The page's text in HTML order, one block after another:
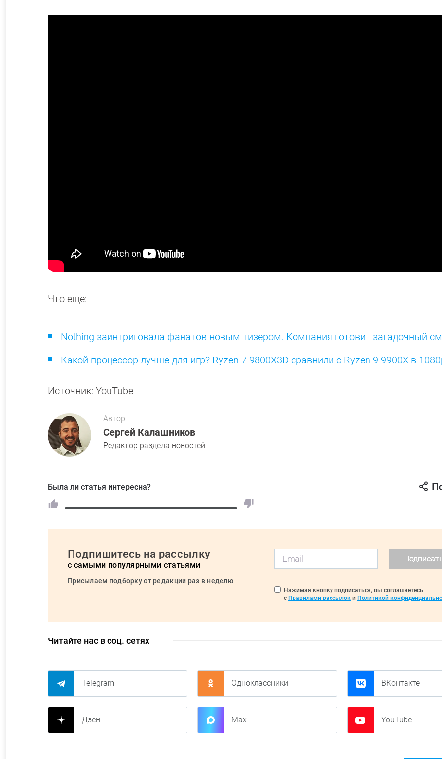
Что еще:
Nothing заинтриговала фанатов новым тизером. Компания готовит загадочный
Какой процессор лучше для игр? Ryzen 7 9800X3D сравнили с Ryzen 9 9900X в
Источник: YouTube
Автор
Сергей Калашников
Редактор раздела новостей
Была ли статья интересна?
Подпишитесь на рассылку
с самыми популярными статьями
Присылаем подборку от редакции раз в неделю
Нажимая кнопку подписаться, вы соглашаетесь
с Правилами рассылок и Политикой
Читайте нас в соц. сетях
Telegram Одноклассники ВКонтакте
Дзен Max YouTube